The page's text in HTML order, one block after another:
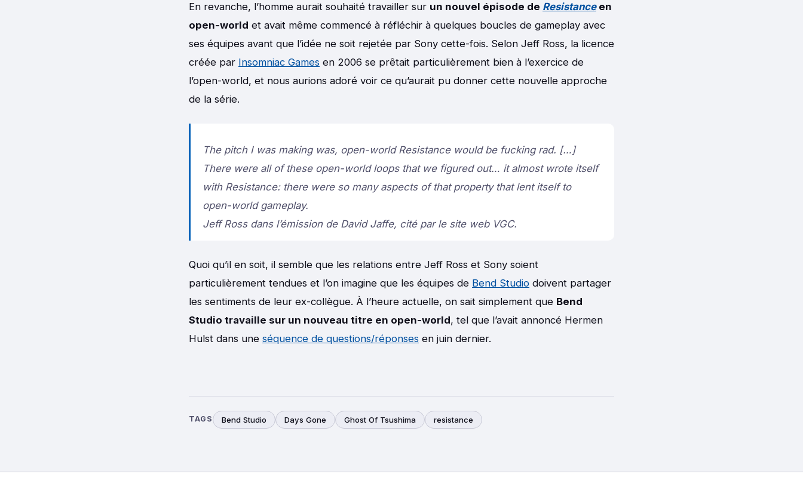
En revanche, l’homme aurait souhaité travailler sur un nouvel épisode de Resistanceen
open-world et avait même commencé à réfléchir à quelques boucles de gameplay avec
ses équipes avant que l’idée ne soit rejetée par Sony cette-fois. Selon Jeff Ross, la licence
créée par Insomniac Games en 2006 se prêtait particulièrement bien à l’exercice de
l’open-world, et nous aurions adoré voir ce qu’aurait pu donner cette nouvelle approche
de la série.
The pitch I was making was, open-world Resistance would be fucking rad. […]
There were all of these open-world loops that we figured out… it almost wrote itself
with Resistance: there were so many aspects of that property that lent itself to
open-world gameplay.
Jeff Ross dans l’émission de David Jaffe, cité par le site web VGC.
Quoi qu’il en soit, il semble que les relations entre Jeff Ross et Sony soient
particulièrement tendues et l’on imagine que les équipes de Bend Studio doivent partager
les sentiments de leur ex-collègue. À l’heure actuelle, on sait simplement que Bend
Studio travaille sur un nouveau titre en open-world, tel que l’avait annoncé Hermen
Hulst dans une séquence de questions/réponses en juin dernier.
TAGS Bend Studio Days Gone Ghost Of Tsushima resistance